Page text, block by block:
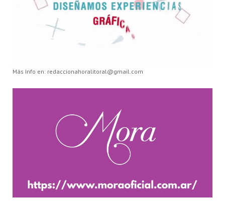
Más Info en: redaccionahoralitoral@gmail.com